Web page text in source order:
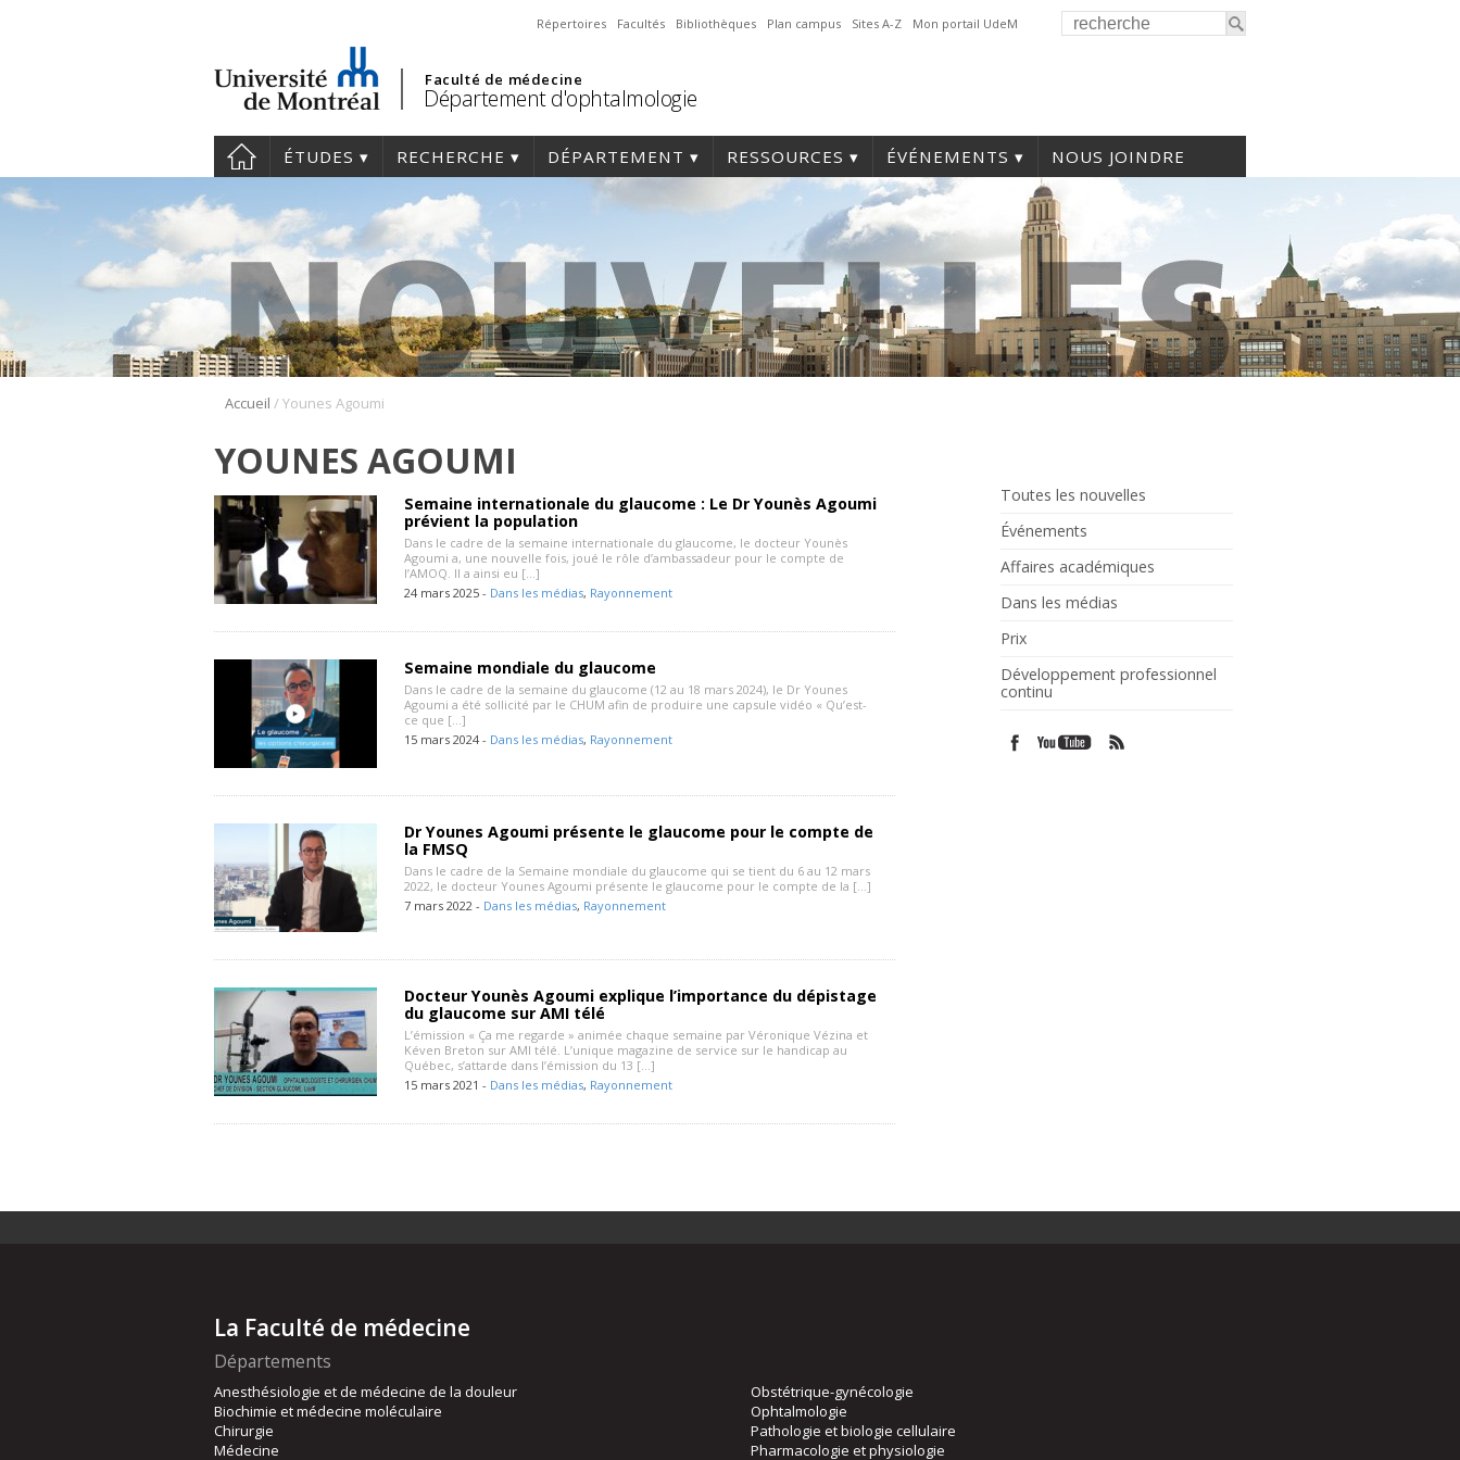
Répertoires Facultés Bibliothèques Plan campus Sites A-Z Mon portail UdeM
Faculté de médecine
Département d'ophtalmologie
ÉTUDES RECHERCHE DÉPARTEMENT RESSOURCES ÉVÉNEMENTS NOUS JOINDRE
Accueil /Younes Agoumi
YOUNES AGOUMI
Semaine internationale du glaucome : Le Dr Younès Agoumi
prévient la population
Dans le cadre de la semaine internationale du glaucome, le docteur Younès
Agoumi a, une nouvelle fois, joué le rôle d’ambassadeur pour le compte de
l’AMOQ. Il a ainsi eu […]
24 mars 2025 - Dans les médias, Rayonnement
Semaine mondiale du glaucome
Dans le cadre de la semaine du glaucome (12 au 18 mars 2024), le Dr Younes
Agoumi a été sollicité par le CHUM afin de produire une capsule vidéo « Qu’est-
ce que […]
15 mars 2024 - Dans les médias, Rayonnement
Dr Younes Agoumi présente le glaucome pour le compte de
la FMSQ
Dans le cadre de la Semaine mondiale du glaucome qui se tient du 6 au 12 mars
2022, le docteur Younes Agoumi présente le glaucome pour le compte de la […]
7 mars 2022 - Dans les médias, Rayonnement
Docteur Younès Agoumi explique l’importance du dépistage
du glaucome sur AMI télé
L’émission « Ça me regarde » animée chaque semaine par Véronique Vézina et
Kéven Breton sur AMI télé. L’unique magazine de service sur le handicap au
Québec, s’attarde dans l’émission du 13 […]
15 mars 2021 - Dans les médias, Rayonnement
Toutes les nouvelles
Événements
Affaires académiques
Dans les médias
Prix
Développement professionnel
continu
La Faculté de médecine
Départements
Anesthésiologie et de médecine de la douleur
Biochimie et médecine moléculaire
Chirurgie
Médecine
Obstétrique-gynécologie
Ophtalmologie
Pathologie et biologie cellulaire
Pharmacologie et physiologie